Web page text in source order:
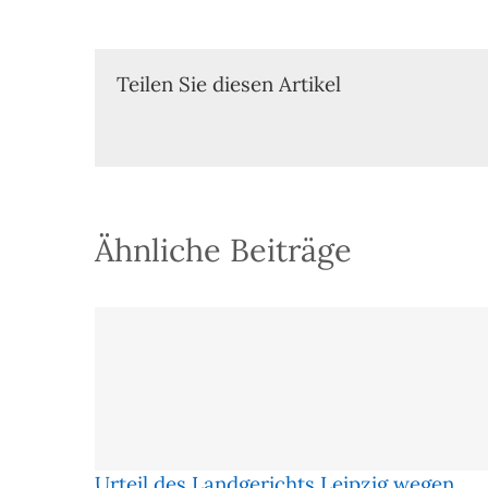
Teilen Sie diesen Artikel
Ähnliche Beiträge